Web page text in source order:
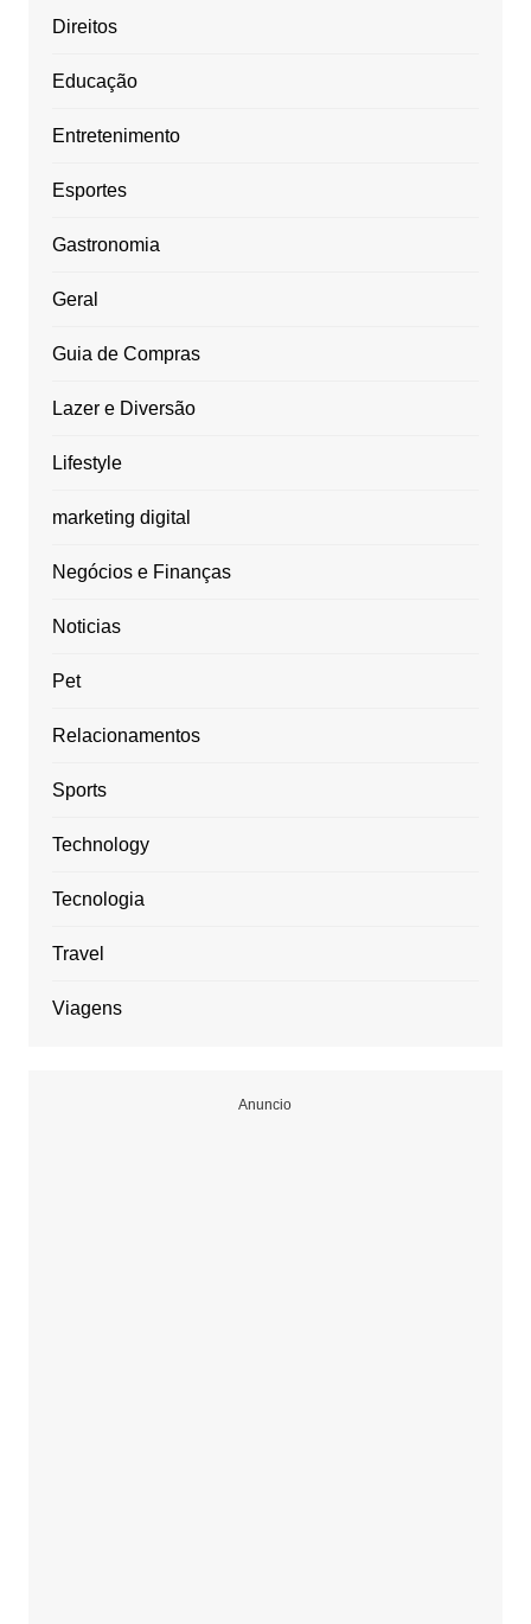
Direitos
Educação
Entretenimento
Esportes
Gastronomia
Geral
Guia de Compras
Lazer e Diversão
Lifestyle
marketing digital
Negócios e Finanças
Noticias
Pet
Relacionamentos
Sports
Technology
Tecnologia
Travel
Viagens
Anuncio